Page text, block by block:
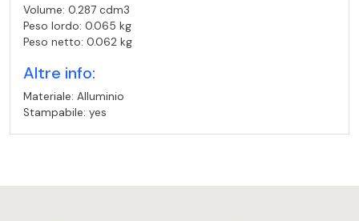
Volume: 0.287 cdm3
Peso lordo: 0.065 kg
Peso netto: 0.062 kg
Altre info:
Materiale: Alluminio
Stampabile: yes